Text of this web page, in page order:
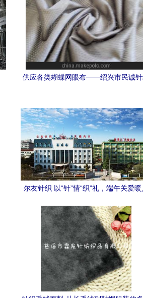
供应各类蝴蝶网眼布——绍兴市民诚
尔友针织 以“针”情“织”礼，端午关爱暖